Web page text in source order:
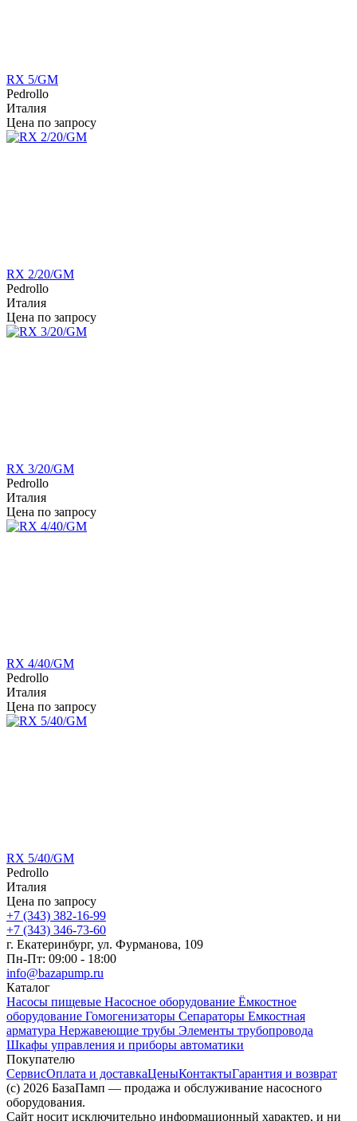
RX 5/GM
Pedrollo
Италия
Цена по запросу
RX 2/20/GM
Pedrollo
Италия
Цена по запросу
RX 3/20/GM
Pedrollo
Италия
Цена по запросу
RX 4/40/GM
Pedrollo
Италия
Цена по запросу
RX 5/40/GM
Pedrollo
Италия
Цена по запросу
+7 (343) 382-16-99
+7 (343) 346-73-‬60
г. Екатеринбург, ул. Фурманова, 109
Пн-Пт: 09:00 - 18:00
info@bazapump.ru
Каталог
Насосы пищевые Насосное оборудование Ёмкостное
оборудование Гомогенизаторы Сепараторы Емкостная
арматура Нержавеющие трубы Элементы трубопровода
Шкафы управления и приборы автоматики
Покупателю
СервисОплата и доставкаЦеныКонтактыГарантия и возврат
(c) 2026 БазаПамп — продажа и обслуживание насосного
оборудования.
Сайт носит исключительно информационный характер, и ни